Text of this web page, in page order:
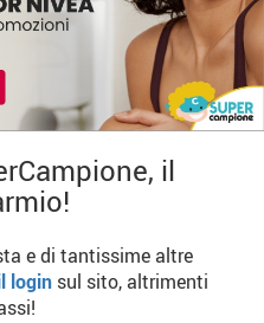
il
e di tantissime altre
login sul sito, altrimenti